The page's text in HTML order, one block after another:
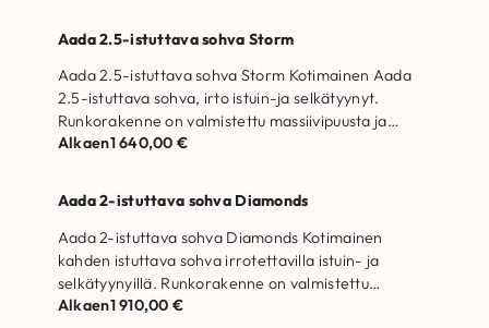
Aada 2.5-istuttava sohva Storm
Aada 2.5-istuttava sohva Storm Kotimainen Aada
2.5-istuttava sohva, irto istuin-ja selkätyynyt.
Runkorakenne on valmistettu massiivipuusta ja
kertopuusta Selkätyynyjen täytteenä
Alkaen1 640,00€
Aada 2-istuttava sohva Diamonds
Aada 2-istuttava sohva Diamonds Kotimainen
kahden istuttava sohva irrotettavilla istuin- ja
selkätyynyillä. Runkorakenne on valmistettu
massiivipuusta ja kertopuusta Selkätyynyjen
Alkaen1 910,00€